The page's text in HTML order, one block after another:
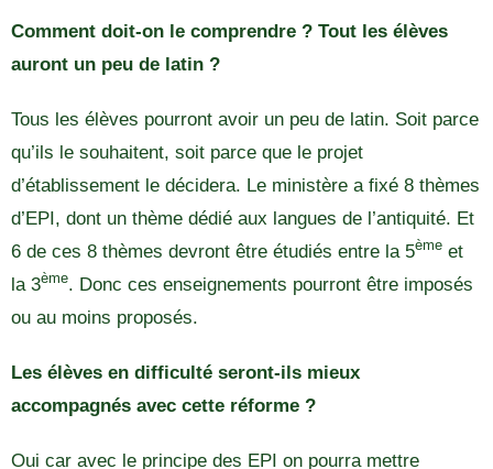
Comment doit-on le comprendre ? Tout les élèves
auront un peu de latin ?
Tous les élèves pourront avoir un peu de latin. Soit parce
qu’ils le souhaitent, soit parce que le projet
d’établissement le décidera. Le ministère a fixé 8 thèmes
d’EPI, dont un thème dédié aux langues de l’antiquité. Et
6 de ces 8 thèmes devront être étudiés entre la 5ème et
la 3ème. Donc ces enseignements pourront être imposés
ou au moins proposés.
Les élèves en difficulté seront-ils mieux
accompagnés avec cette réforme ?
Oui car avec le principe des EPI on pourra mettre